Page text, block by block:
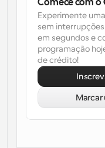
Comece com o
Experimente
sem
em segundos e
programação
de crédito!
Marcar